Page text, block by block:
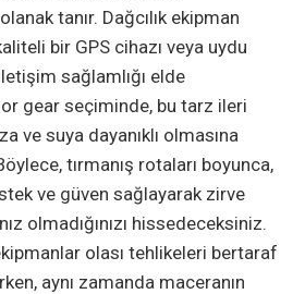
tanır. Dağcılık ekipman
bir GPS cihazı veya uydu
sağlamlığı elde
gear seçiminde, bu tarz ileri
ve suya dayanıklı olmasına
tırmanış rotaları boyunca,
ve güven sağlayarak zirve
olmadığınızı hissedeceksiniz.
olası tehlikeleri bertaraf
aynı zamanda maceranın